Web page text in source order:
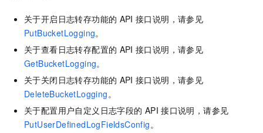
关于开启日志转存功能的 API 接口说明，请参见
PutBucketLogging。
关于查看日志转存配置的 API 接口说明，请参见
GetBucketLogging。
关于关闭日志转存功能的 API 接口说明，请参见
DeleteBucketLogging 。
关于配置用户自定义日志字段的 API 接口说明，请参见
PutUserDefinedLogFieldsConfig 。